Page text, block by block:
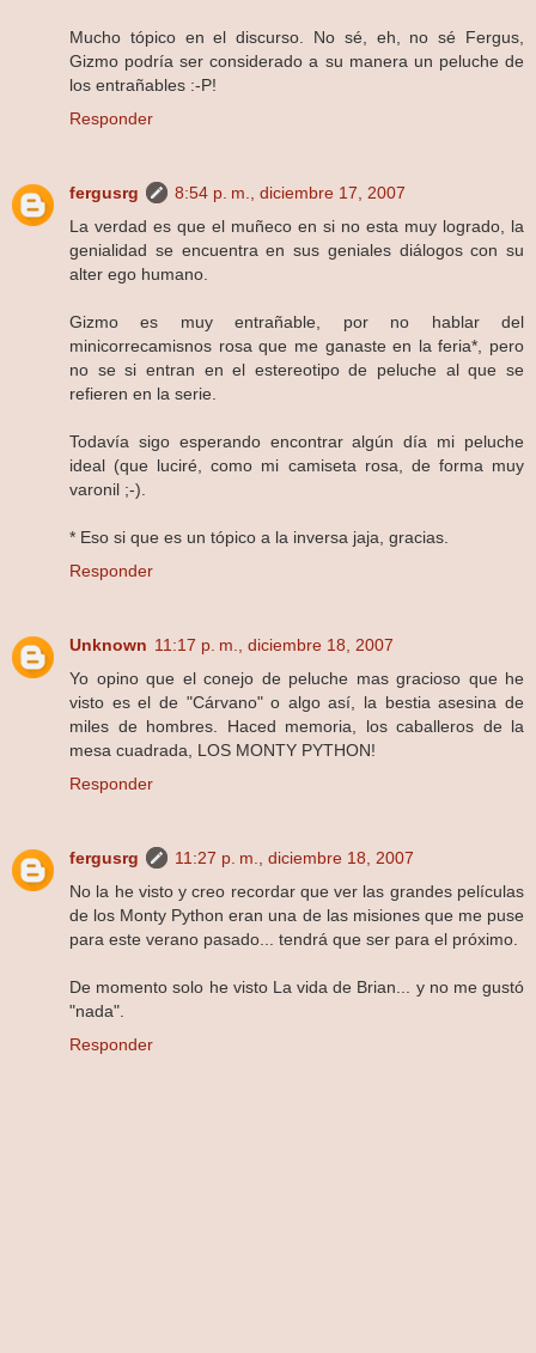
Mucho tópico en el discurso. No sé, eh, no sé Fergus,
Gizmo podría ser considerado a su manera un peluche de
los entrañables :-P!
Responder
fergusrg
8:54 p. m., diciembre 17, 2007
La verdad es que el muñeco en si no esta muy logrado, la
genialidad se encuentra en sus geniales diálogos con su
alter ego humano.
Gizmo es muy entrañable, por no hablar del
minicorrecamisnos rosa que me ganaste en la feria*, pero
no se si entran en el estereotipo de peluche al que se
refieren en la serie.
Todavía sigo esperando encontrar algún día mi peluche
ideal (que luciré, como mi camiseta rosa, de forma muy
varonil ;-).
* Eso si que es un tópico a la inversa jaja, gracias.
Responder
Unknown 11:17 p. m., diciembre 18, 2007
Yo opino que el conejo de peluche mas gracioso que he
visto es el de "Cárvano" o algo así, la bestia asesina de
miles de hombres. Haced memoria, los caballeros de la
mesa cuadrada, LOS MONTY PYTHON!
Responder
fergusrg
11:27 p. m., diciembre 18, 2007
No la he visto y creo recordar que ver las grandes películas
de los Monty Python eran una de las misiones que me puse
para este verano pasado... tendrá que ser para el próximo.
De momento solo he visto La vida de Brian... y no me gustó
"nada".
Responder